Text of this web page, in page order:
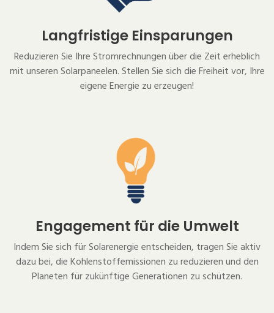
Langfristige Einsparungen
Reduzieren Sie Ihre Stromrechnungen über die Zeit erheblich
mit unseren Solarpaneelen. Stellen Sie sich die Freiheit vor, Ihre
eigene Energie zu erzeugen!
Engagement für die Umwelt
Indem Sie sich für Solarenergie entscheiden, tragen Sie aktiv
dazu bei, die Kohlenstoffemissionen zu reduzieren und den
Planeten für zukünftige Generationen zu schützen.